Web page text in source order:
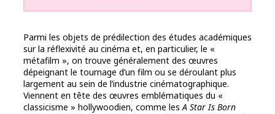
Parmi les objets de prédilection des études académiques
sur la réflexivité au cinéma et, en particulier, le «
métafilm », on trouve généralement des œuvres
dépeignant le tournage d’un film ou se déroulant plus
largement au sein de l’industrie cinématographique.
Viennent en tête des œuvres emblématiques du «
classicisme » hollywoodien, comme lesA Star Is Born